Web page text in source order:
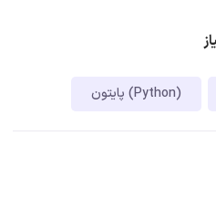
پایتون (Python)